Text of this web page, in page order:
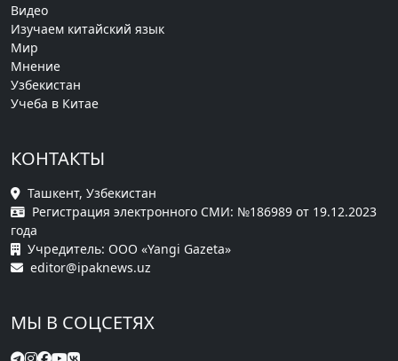
Видео
Изучаем китайский язык
Мир
Мнение
Узбекистан
Учеба в Китае
КОНТАКТЫ
Ташкент, Узбекистан
Регистрация электронного СМИ: №186989 от 19.12.2023
года
Учредитель: ООО «Yangi Gazeta»
editor@ipaknews.uz
МЫ В СОЦСЕТЯХ